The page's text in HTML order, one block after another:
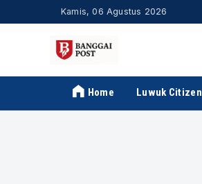
Kamis, 06 Agustus 2026
Home Luwuk Citizen